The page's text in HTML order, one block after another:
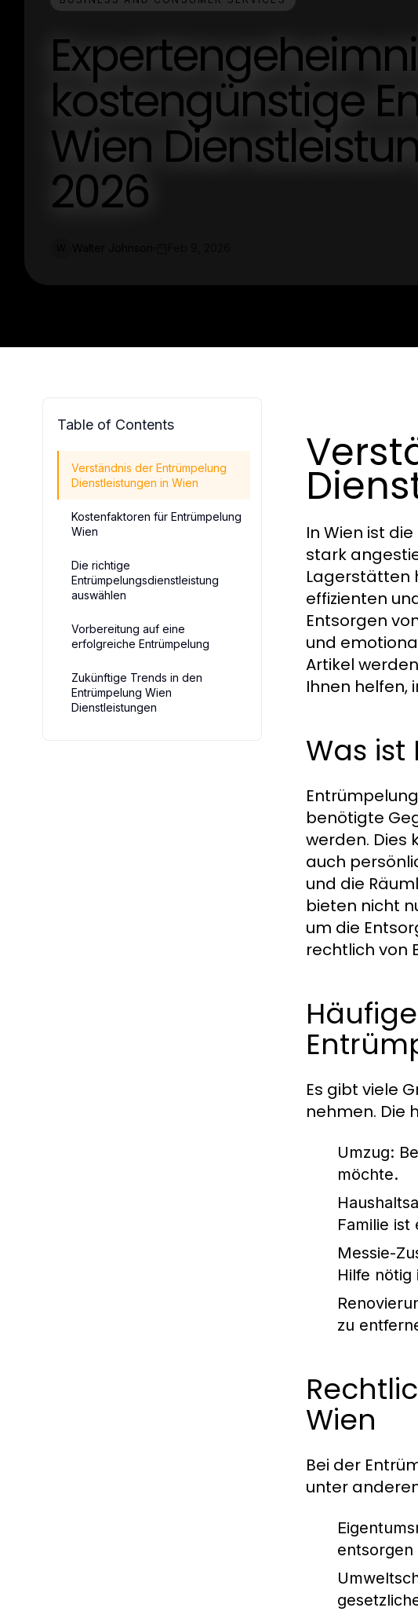
kostengünstige
Wien
2026
Table of Contents
Verständnis der Entrümpelung
Dienstleistungen in Wien
Kostenfaktoren für Entrümpelung
Wien
Die richtige
Entrümpelungsdienstleistung
auswählen
Vorbereitung auf eine
erfolgreiche Entrümpelung
Zukünftige Trends in den
Entrümpelung Wien
Dienstleistungen
In Wien ist
stark
Lagerstätten
effizienten
Entsorgen
und
Artikel
Ihnen helfen,
Was
benötigte
werden. Dies
auch
und die
bieten nicht
um die
rechtlich von
Es gibt viele
nehmen. Die
Umzug:
möchte.
Familie
Messie-
Hilfe nötig
zu
Wien
Bei der
unter
entsorgen